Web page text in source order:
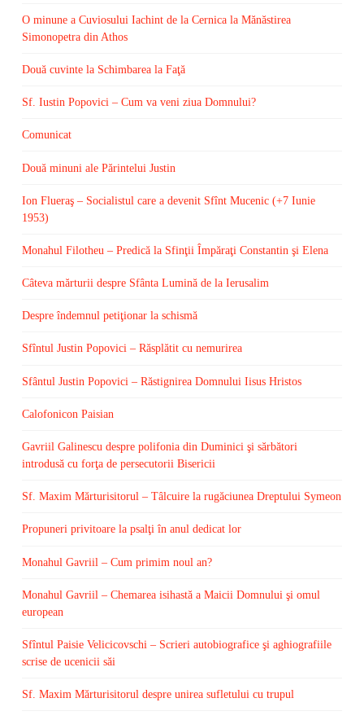
O minune a Cuviosului Iachint de la Cernica la Mănăstirea
Simonopetra din Athos
Două cuvinte la Schimbarea la Faţă
Sf. Iustin Popovici – Cum va veni ziua Domnului?
Comunicat
Două minuni ale Părintelui Justin
Ion Flueraş – Socialistul care a devenit Sfînt Mucenic (+7 Iunie
1953)
Monahul Filotheu – Predică la Sfinţii Împăraţi Constantin şi Elena
Câteva mărturii despre Sfânta Lumină de la Ierusalim
Despre îndemnul petiţionar la schismă
Sfîntul Justin Popovici – Răsplătit cu nemurirea
Sfântul Justin Popovici – Răstignirea Domnului Iisus Hristos
Calofonicon Paisian
Gavriil Galinescu despre polifonia din Duminici şi sărbători
introdusă cu forţa de persecutorii Bisericii
Sf. Maxim Mărturisitorul – Tâlcuire la rugăciunea Dreptului Symeon
Propuneri privitoare la psalţi în anul dedicat lor
Monahul Gavriil – Cum primim noul an?
Monahul Gavriil – Chemarea isihastă a Maicii Domnului şi omul
european
Sfîntul Paisie Velicicovschi – Scrieri autobiografice şi aghiografiile
scrise de ucenicii săi
Sf. Maxim Mărturisitorul despre unirea sufletului cu trupul